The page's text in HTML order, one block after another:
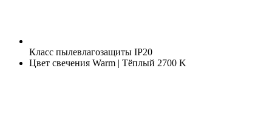
Класс пылевлагозащиты IP20
Цвет свечения Warm | Тёплый 2700 K